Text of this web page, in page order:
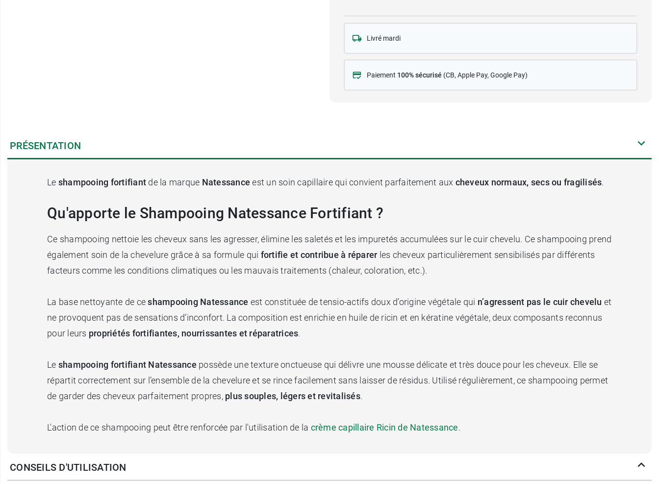
Livré mardi
Paiement 100% sécurisé (CB, Apple Pay, Google Pay)
PRÉSENTATION
Le shampooing fortifiant de la marque Natessance est un soin capillaire qui convient parfaitement aux cheveux normaux, secs ou fragilisés.
Qu'apporte le Shampooing Natessance Fortifiant ?
Ce shampooing nettoie les cheveux sans les agresser, élimine les saletés et les impuretés accumulées sur le cuir chevelu. Ce shampooing prend
également soin de la chevelure grâce à sa formule qui fortifie et contribue à réparer les cheveux particulièrement sensibilisés par différents
facteurs comme les conditions climatiques ou les mauvais traitements (chaleur, coloration, etc.).
La base nettoyante de ceshampooing Natessance est constituée de tensio-actifs doux d’origine végétale qui n’agressent pas le cuir chevelu et
ne provoquent pas de sensations d’inconfort. La composition est enrichie en huile de ricin et en kératine végétale, deux composants reconnus
pour leurs propriétés fortifiantes, nourrissantes et réparatrices.
Le shampooing fortifiant Natessance possède une texture onctueuse qui délivre une mousse délicate et très douce pour les cheveux. Elle se
répartit correctement sur l’ensemble de la chevelure et se rince facilement sans laisser de résidus. Utilisé régulièrement, ce shampooing permet
de garder des cheveux parfaitement propres, plus souples, légers et revitalisés.
L'action de ce shampooing peut être renforcée par l'utilisation de la crème capillaire Ricin de Natessance.
CONSEILS D'UTILISATION